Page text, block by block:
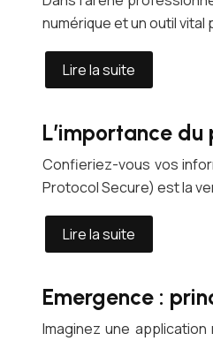
numérique et un outil
Lire la suite
L’importance
Confieriez-vous vos
Protocol Secure) est la
Lire la suite
Emergence :
Imaginez une